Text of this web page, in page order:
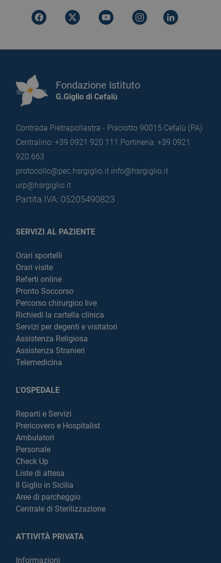
Fondazione Istituto
G.Giglio di Cefalù
Contrada Pietrapollastra - Pisciotto 90015 Cefalù (PA)
Centralino: +39 0921 920 111 Portineria: +39 0921
920 663
protocollo@pec.hsrgiglio.it info@hsrgiglio.it
urp@hsrgiglio.it
Partita IVA: 05205490823
SERVIZI AL PAZIENTE
Orari sportelli
Orari visite
Referti online
Pronto Soccorso
Percorso chirurgico live
Richiedi la cartella clinica
Servizi per degenti e visitatori
Assistenza Religiosa
Assistenza Stranieri
Telemedicina
L'OSPEDALE
Reparti e Servizi
Prericovero e Hospitalist
Ambulatori
Personale
Check Up
Liste di attesa
Il Giglio in Sicilia
Aree di parcheggio
Centrale di Sterilizzazione
ATTIVITÀ PRIVATA
Informazioni